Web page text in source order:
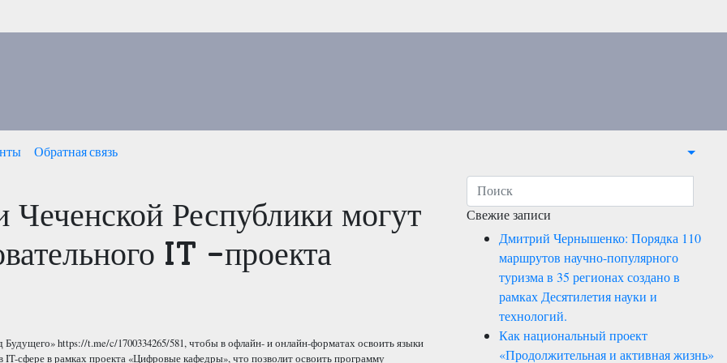
Обратная связь
Республики могут
IT -проекта
https://t.me/c/1700334265/581, чтобы в офлайн- и онлайн-форматах освоить языки
сфере в рамках проекта «Цифровые кафедры», что позволит освоить программу
Свежие записи
Дмитрий Чернышенко: Порядка 110
маршрутов научно-популярного
туризма в 35 регионах создано в
рамках Десятилетия науки и
технологий.
Как национальный проект
«Продолжительная и активная жизнь»